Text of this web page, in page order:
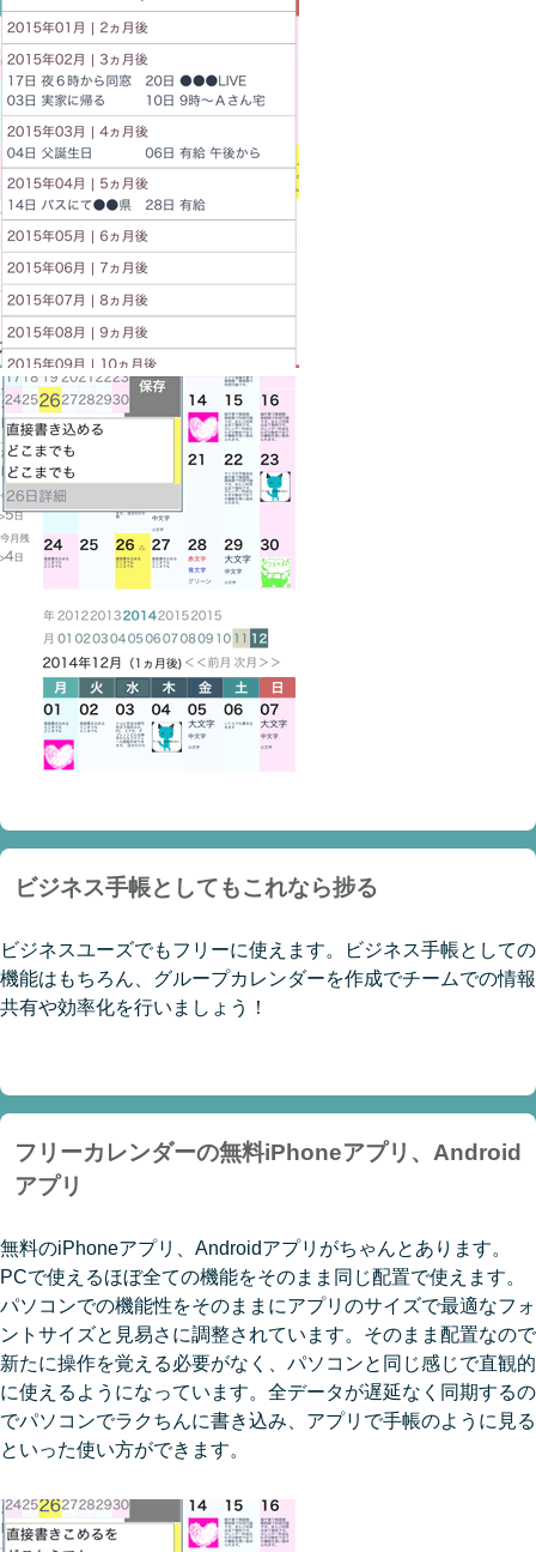
ビジネス手帳としてもこれなら捗る
ビジネスユーズでもフリーに使えます。ビジネス手帳としての
機能はもちろん、グループカレンダーを作成でチームでの情報
共有や効率化を行いましょう！
フリーカレンダーの無料iPhoneアプリ、Android
アプリ
無料のiPhoneアプリ、Androidアプリがちゃんとあります。
PCで使えるほぼ全ての機能をそのまま同じ配置で使えます。
パソコンでの機能性をそのままにアプリのサイズで最適なフォ
ントサイズと見易さに調整されています。そのまま配置なので
新たに操作を覚える必要がなく、パソコンと同じ感じで直観的
に使えるようになっています。全データが遅延なく同期するの
でパソコンでラクちんに書き込み、アプリで手帳のように見る
といった使い方ができます。